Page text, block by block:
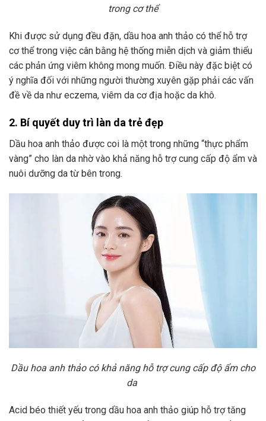
trong cơ thể
Khi được sử dụng đều đặn, dầu hoa anh thảo có thể hỗ trợ
cơ thể trong việc cân bằng hệ thống miễn dịch và giảm thiểu
các phản ứng viêm không mong muốn. Điều này đặc biệt có
ý nghĩa đối với những người thường xuyên gặp phải các vấn
đề về da như eczema, viêm da cơ địa hoặc da khô.
2. Bí quyết duy trì làn da trẻ đẹp
Dầu hoa anh thảo được coi là một trong những “thực phẩm
vàng” cho làn da nhờ vào khả năng hỗ trợ cung cấp độ ẩm và
nuôi dưỡng da từ bên trong.
Dầu hoa anh thảo có khả năng hỗ trợ cung cấp độ ẩm cho
da
Acid béo thiết yếu trong dầu hoa anh thảo giúp hỗ trợ tăng